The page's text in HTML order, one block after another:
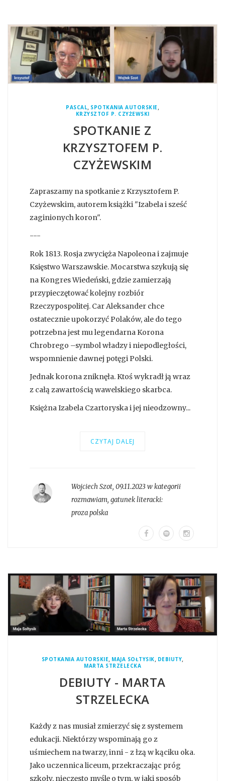
PASCAL, SPOTKANIA AUTORSKIE,
KRZYSZTOF P. CZYŻEWSKI
SPOTKANIE Z
KRZYSZTOFEM P.
CZYŻEWSKIM
Zapraszamy na spotkanie z Krzysztofem P.
Czyżewskim, autorem książki "Izabela i sześć
zaginionych koron".
---
Rok 1813. Rosja zwycięża Napoleona i zajmuje
Księstwo Warszawskie. Mocarstwa szykują się
na Kongres Wiedeński, gdzie zamierzają
przypieczętować kolejny rozbiór
Rzeczypospolitej. Car Aleksander chce
ostatecznie upokorzyć Polaków, ale do tego
potrzebna jest mu legendarna Korona
Chrobrego –symbol władzy i niepodległości,
wspomnienie dawnej potęgi Polski.
Jednak korona zniknęła. Ktoś wykradł ją wraz
z całą zawartością wawelskiego skarbca.
Księżna Izabela Czartoryska i jej nieodzowny...
CZYTAJ DALEJ
Wojciech Szot, 09.11.2023 w kategorii
rozmawiam, gatunek literacki:
proza polska
SPOTKANIA AUTORSKIE, MAJA SOŁTYSIK, DEBIUTY,
MARTA STRZELECKA
DEBIUTY - MARTA
STRZELECKA
Każdy z nas musiał zmierzyć się z systemem
edukacji. Niektórzy wspominają go z
uśmiechem na twarzy, inni - z łzą w kąciku oka.
Jako uczennica liceum, przekraczając próg
szkoły, nieczęsto myślę o tym, w jaki sposób